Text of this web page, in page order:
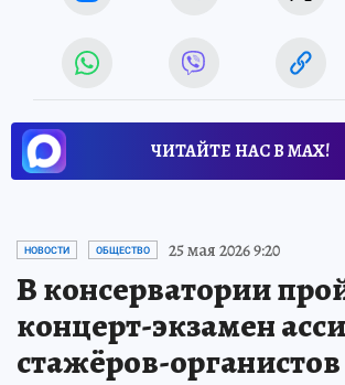
ЧИТАЙТЕ НАС В МАХ!
НОВОСТИ ОБЩЕСТВО 25 мая 2026 9:20
В консерватории
концерт-экзамен
стажёров-органистов